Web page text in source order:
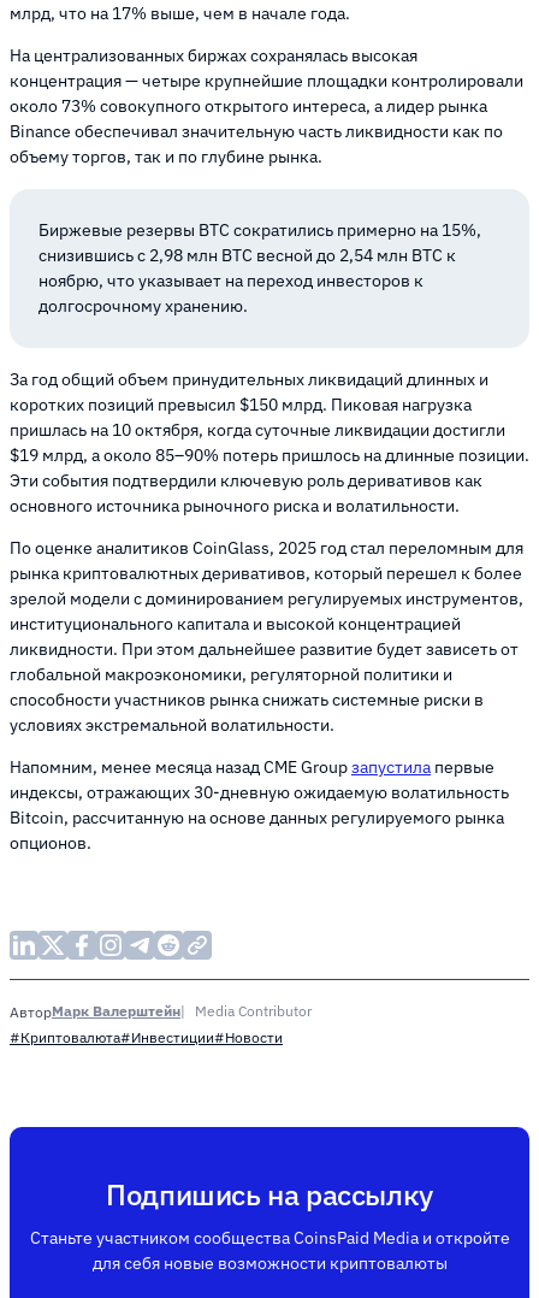
млрд, что на 17% выше, чем в начале года.
На централизованных биржах сохранялась высокая
концентрация — четыре крупнейшие площадки контролировали
около 73% совокупного открытого интереса, а лидер рынка
Binance обеспечивал значительную часть ликвидности как по
объему торгов, так и по глубине рынка.
Биржевые резервы BTC сократились примерно на 15%,
снизившись с 2,98 млн BTC весной до 2,54 млн BTC к
ноябрю, что указывает на переход инвесторов к
долгосрочному хранению.
За год общий объем принудительных ликвидаций длинных и
коротких позиций превысил $150 млрд. Пиковая нагрузка
пришлась на 10 октября, когда суточные ликвидации достигли
$19 млрд, а около 85–90% потерь пришлось на длинные позиции.
Эти события подтвердили ключевую роль деривативов как
основного источника рыночного риска и волатильности.
По оценке аналитиков CoinGlass, 2025 год стал переломным для
рынка криптовалютных деривативов, который перешел к более
зрелой модели с доминированием регулируемых инструментов,
институционального капитала и высокой концентрацией
ликвидности. При этом дальнейшее развитие будет зависеть от
глобальной макроэкономики, регуляторной политики и
способности участников рынка снижать системные риски в
условиях экстремальной волатильности.
Напомним, менее месяца назад CME Groupзапустила первые
индексы, отражающих 30-дневную ожидаемую волатильность
Bitcoin, рассчитанную на основе данных регулируемого рынка
опционов.
АвторМарк Валерштейн
Media Contributor
#Криптовалюта#Инвестиции#Новости
Подпишись на рассылку
Станьте участником сообщества CoinsPaid Media и откройте
для себя новые возможности криптовалюты